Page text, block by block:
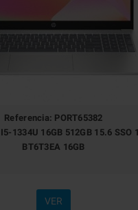
Referencia: PORT65382
1334U 16GB 512GB 15.6 SSO
BT6T3EA 16GB
VER